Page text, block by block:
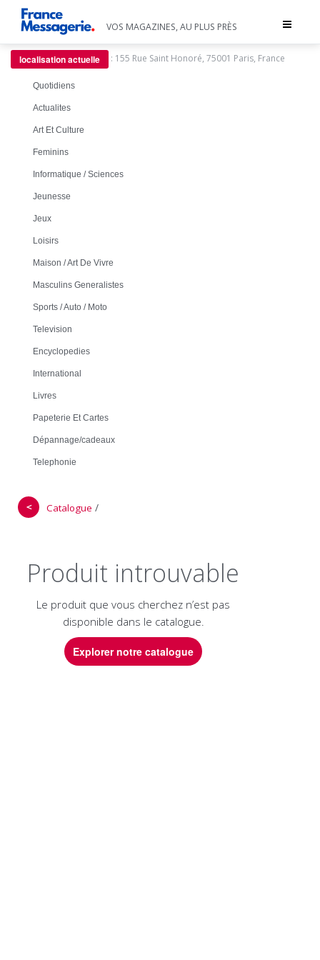
Toggle
VOS MAGAZINES, AU PLUS PRÈS
localisation actuelle : 155 Rue Saint Honoré, 75001 Paris, France
Quotidiens
Actualites
Art Et Culture
Feminins
Informatique / Sciences
Jeunesse
Jeux
Loisirs
Maison / Art De Vivre
Masculins Generalistes
Sports / Auto / Moto
Television
Encyclopedies
International
Livres
Papeterie Et Cartes
Dépannage/cadeaux
Telephonie
＜ Catalogue /
Produit introuvable
Le produit que vous cherchez n’est pas
disponible dans le catalogue.
Explorer notre catalogue